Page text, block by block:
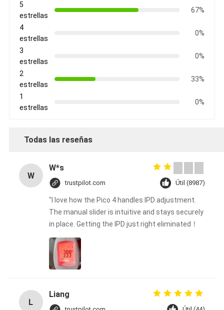
5
estrellas
67%
4
estrellas
0%
3
estrellas
0%
2
estrellas
33%
1
estrellas
0%
Todas las reseñas
W
W*s
trustpilot.com Útil (8987)
"I love how the Pico 4 handles IPD adjustment.
The manual slider is intuitive and stays securely
in place. Getting the IPD just right eliminated！
L
Liang